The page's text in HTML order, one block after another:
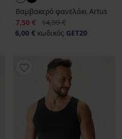
Βαμβακερό φανελάκι Artus
Έκπτωση
7,50 € Αρχική τιμή
14,99 €
6,00 € κωδικός GET20